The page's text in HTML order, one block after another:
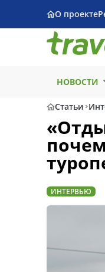
О проекте
НОВОСТИ
Статьи
ИНТЕРВЬЮ